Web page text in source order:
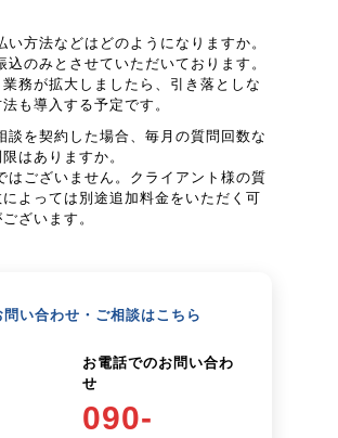
方法などはどのようになりますか。
のみとさせていただいております。
務が拡大しましたら、引き落としな
も導入する予定です。
を契約した場合、毎月の質問回数な
はありますか。
ございません。クライアント様の質
によっては別途追加料金をいただく可
ざいます。
問い合わせ・ご相談はこちら
お電話でのお問い合わ
せ
090-